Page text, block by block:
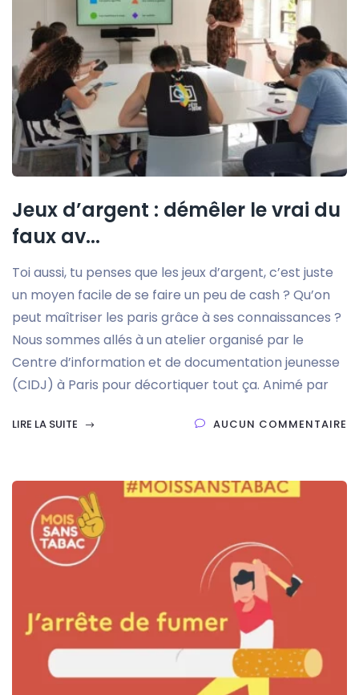
Jeux d’argent : démêler le vrai du
faux av...
Toi aussi, tu penses que les jeux d’argent, c’est juste
un moyen facile de se faire un peu de cash ? Qu’on
peut maîtriser les paris grâce à ses connaissances ?
Nous sommes allés à un atelier organisé par le
Centre d’information et de documentation jeunesse
(CIDJ) à Paris pour décortiquer tout ça. Animé par
LIRE LA SUITE AUCUN COMMENTAIRE